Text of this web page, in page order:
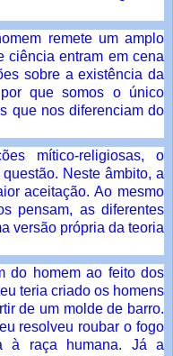
remete um amplo
ciência entram em cena
sobre a existência da
que somos o único
que nos diferenciam do
mítico-religiosas, o
Neste âmbito, a
aceitação. Ao mesmo
pensam, as diferentes
versão própria da teoria
do homem ao feito dos
teria criado os homens
de um molde de barro.
resolveu roubar o fogo
à raça humana. Já a